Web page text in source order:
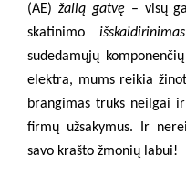
(AE) žalią gatvę– visų
skatinimo išskaidirinimas
sudedamųjų
elektra, mums reikia
brangimas truks neilgai
firmų užsakymus. Ir
savo krašto žmonių labui!